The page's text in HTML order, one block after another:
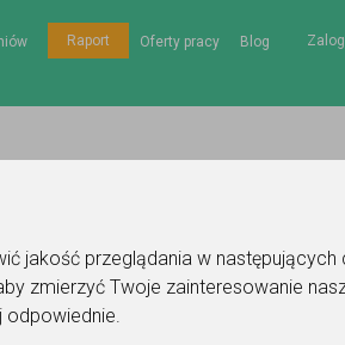
jakość przeglądania w
zmierzyć Twoje zainteresowanie
odpowiednie.
Raport Oferty pracy Blog